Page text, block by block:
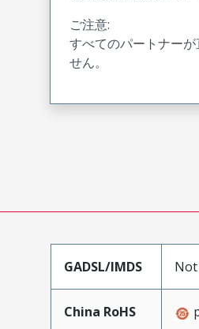
ご注意:
すべてのパートナー
せん。
GADSL/IMDS
China RoHS